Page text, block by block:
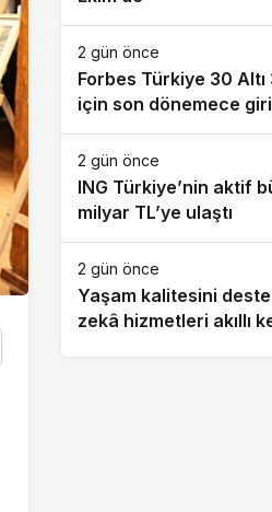
2 gün önce
Forbes Türkiye 30
için son dönemece
2 gün önce
ING Türkiye’nin aktif
milyar TL’ye ulaştı
2 gün önce
Yaşam kalitesini
zekâ hizmetleri akıllı